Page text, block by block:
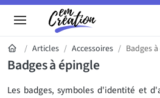
Articles Accessoires Badges
Badges à épingle
Les badges, symboles d'identité et